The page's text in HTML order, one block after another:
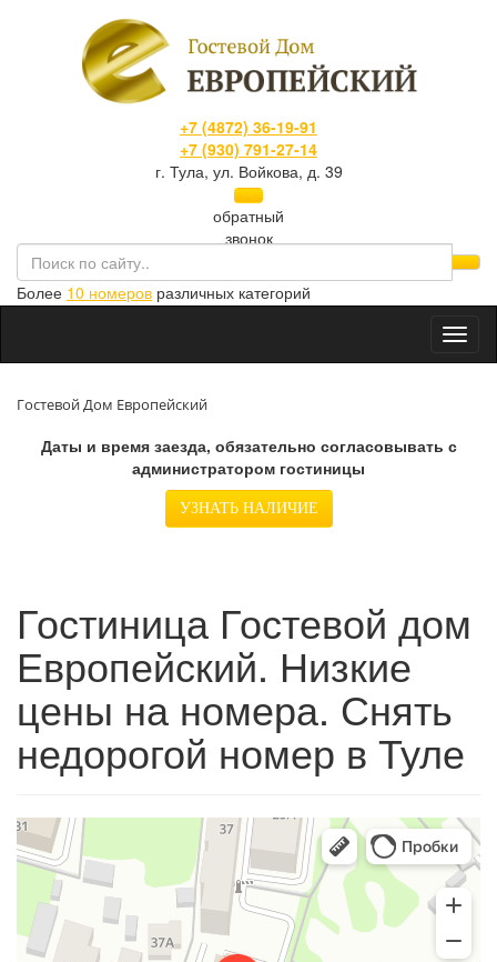
+7 (4872) 36-19-91
+7 (930) 791-27-14
г. Тула, ул. Войкова, д. 39
обратный
звонок
Более 10 номеров различных категорий
Гостевой Дом Европейский
Даты и время заезда, обязательно согласовывать с
администратором гостиницы
УЗНАТЬ НАЛИЧИЕ
Гостиница Гостевой дом
Европейский. Низкие
цены на номера. Снять
недорогой номер в Туле